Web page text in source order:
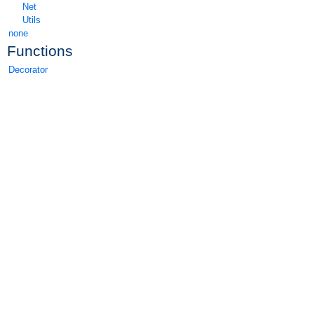
Net
Utils
none
Functions
Decorator